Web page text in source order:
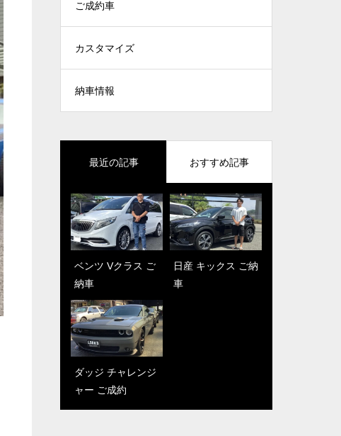
ご成約車
カスタマイズ
納車情報
最近の記事 おすすめ記事
ベンツ Vクラス ご
納車
日産 キックス ご納
車
ダッジ チャレンジ
ャー ご成約
シボレー カマロLT
-RS ご納車
マセラティレヴァ
ンテ ご納車
シボレーカマロ ご
納車